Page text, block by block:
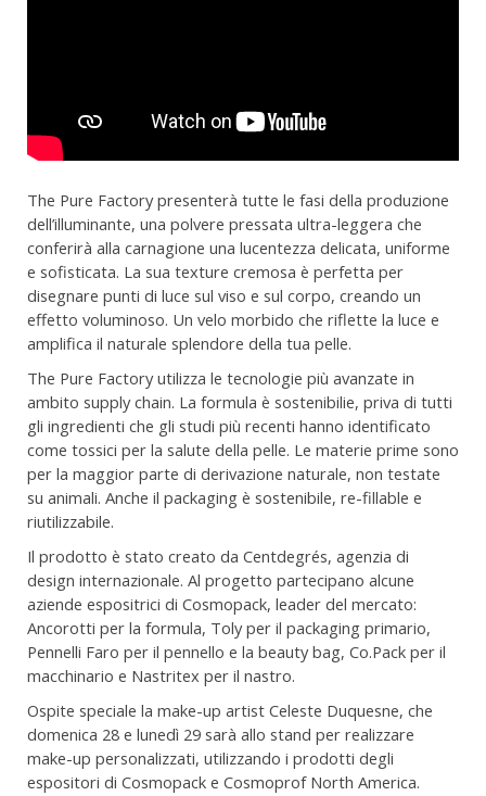
The Pure Factory presenterà tutte le fasi della produzione
dell’illuminante, una polvere pressata ultra-leggera che
conferirà alla carnagione una lucentezza delicata, uniforme
e sofisticata. La sua texture cremosa è perfetta per
disegnare punti di luce sul viso e sul corpo, creando un
effetto voluminoso. Un velo morbido che riflette la luce e
amplifica il naturale splendore della tua pelle.
The Pure Factory utilizza le tecnologie più avanzate in
ambito supply chain. La formula è sostenibilie, priva di tutti
gli ingredienti che gli studi più recenti hanno identificato
come tossici per la salute della pelle. Le materie prime sono
per la maggior parte di derivazione naturale, non testate
su animali. Anche il packaging è sostenibile, re-fillable e
riutilizzabile.
Il prodotto è stato creato da Centdegrés, agenzia di
design internazionale. Al progetto partecipano alcune
aziende espositrici di Cosmopack, leader del mercato:
Ancorotti per la formula, Toly per il packaging primario,
Pennelli Faro per il pennello e la beauty bag, Co.Pack per il
macchinario e Nastritex per il nastro.
Ospite speciale la make-up artist Celeste Duquesne, che
domenica 28 e lunedì 29 sarà allo stand per realizzare
make-up personalizzati, utilizzando i prodotti degli
espositori di Cosmopack e Cosmoprof North America.